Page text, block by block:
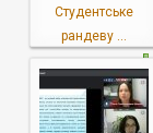
Студентське
рандеву ...